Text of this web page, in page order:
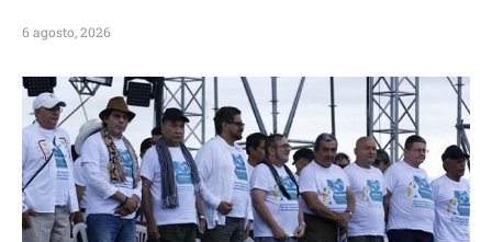
6 agosto, 2026